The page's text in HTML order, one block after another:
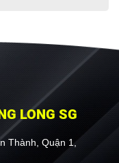
LONG SG
Thành, Quận 1,